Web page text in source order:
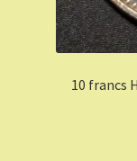
10 francs